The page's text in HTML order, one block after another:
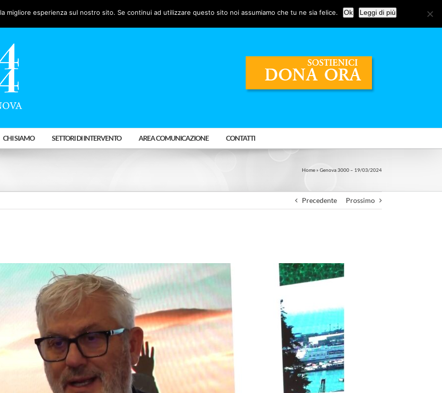
CHI SIAMO SETTORI DI INTERVENTO AREA COMUNICAZIONE CONTATTI
Home » Genova 3000 – 19/03/2024
Precedente Prossimo
migliore esperienza sul nostro sito. Se continui ad utilizzare questo sito noi assumiamo che tu ne sia felice. Ok Leggi di più